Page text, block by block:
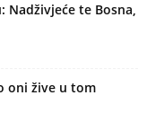
Nadživjeće te Bosna,
oni žive u tom